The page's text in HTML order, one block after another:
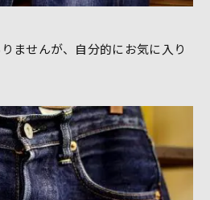
ませんが、自分的にお気に入り